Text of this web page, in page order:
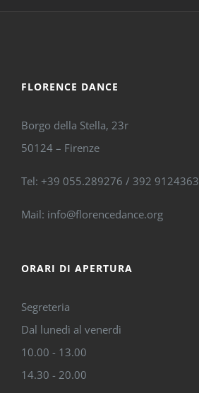
FLORENCE DANCE
Borgo della Stella, 23r
50124 – Firenze
Tel: +39 055.289276 / 392 9124363
Mail: info@florencedance.org
ORARI DI APERTURA
Segreteria
Dal lunedì al venerdì
10.00 - 13.00
14.30 - 20.00